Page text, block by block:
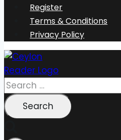
Register
Terms & Conditions
Privacy Policy
Search
for: